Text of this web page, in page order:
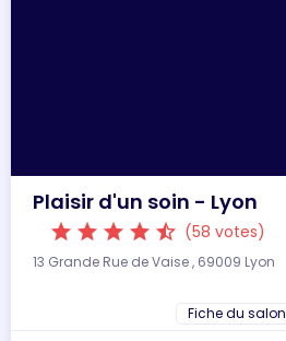
Plaisir d'un soin - Lyon
star star star star star_half (58 votes)
13 Grande Rue de Vaise , 69009 Lyon
Fiche du salon